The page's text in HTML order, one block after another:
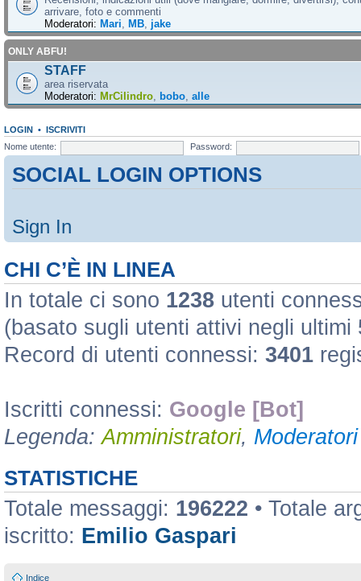
arrivare, foto e commenti
Moderatori: Mari MB jake
ONLY ABFU!
STAFF
area riservata
Moderatori: MrCilindro bobo alle
LOGIN • ISCRIVITI
Nome utente:
Password:
SOCIAL LOGIN OPTIONS
Sign In
CHI C’È IN LINEA
In totale ci sono 1238 utenti
(basato sugli utenti attivi negli ultimi
Record di utenti connessi: 3401
Iscritti connessi: Google [Bot]
Legenda:Amministratori,
STATISTICHE
Totale messaggi: 196222 • Totale
iscritto: Emilio Gaspari
Indice